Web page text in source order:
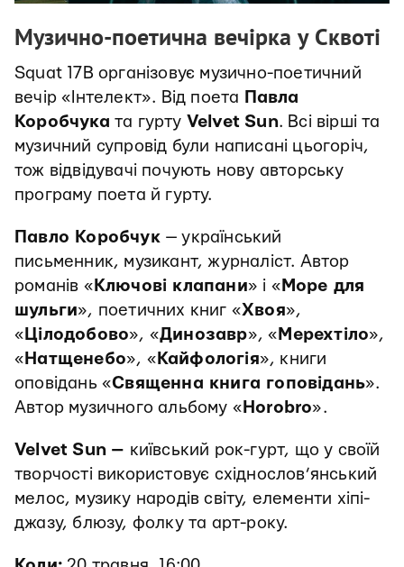
Музично-поетична вечірка у Сквоті
Squat 17B організовує музично-поетичний
вечір «Інтелект». Від поета Павла
Коробчука та гурту Velvet Sun. Всі вірші та
музичний супровід були написані цьогоріч,
тож відвідувачі почують нову авторську
програму поета й гурту.
Павло Коробчук — український
письменник, музикант, журналіст. Автор
романів « Ключові клапани» і « Море для
шульги», поетичних книг «Хвоя»,
« Цілодобово», «Динозавр», « Мерехтіло»,
« Натщенебо», « Кайфологія», книги
оповідань «Священна книга гоповідань».
Автор музичного альбому « Horobro».
Velvet Sun — київський рок-гурт, що у своїй
творчості використовує східнослов’янський
мелос, музику народів світу, елементи хіпі-
джазу, блюзу, фолку та арт-року.